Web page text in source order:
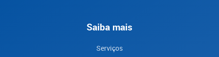
Saiba mais
Serviços